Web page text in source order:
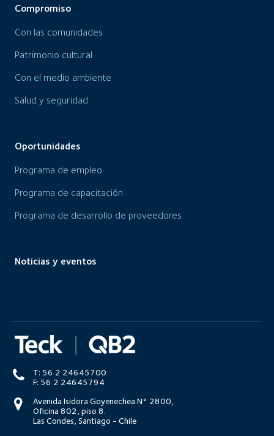
Compromiso
Con las comunidades
Patrimonio cultural
Con el medio ambiente
Salud y seguridad
Oportunidades
Programa de empleo
Programa de capacitación
Programa de desarrollo de proveedores
Noticias y eventos
T: 56 2 24645700
F: 56 2 24645794
Avenida Isidora Goyenechea N° 2800,
Oficina 802, piso 8.
Las Condes, Santiago - Chile